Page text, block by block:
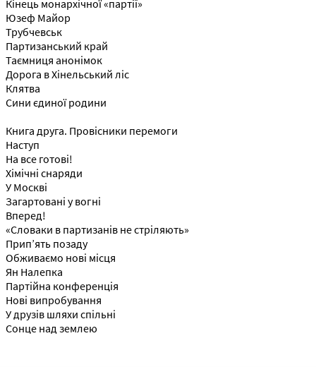
Кінець монархічної «партії»
Юзеф Майор
Трубчевськ
Партизанський край
Таємниця анонімок
Дорога в Хінельський ліс
Клятва
Сини єдиної родини
Книга друга. Провісники перемоги
Наступ
На все готові!
Хімічні снаряди
У Москві
Загартовані у вогні
Вперед!
«Словаки в партизанів не стріляють»
Прип’ять позаду
Обживаємо нові місця
Ян Налепка
Партійна конференція
Нові випробування
У друзів шляхи спільні
Сонце над землею